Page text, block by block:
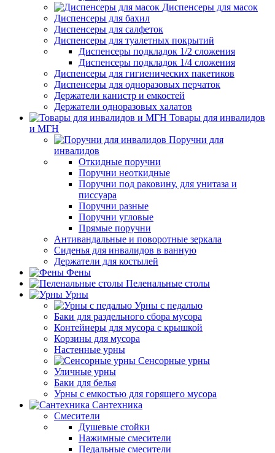
Диспенсеры для масок
Диспенсеры для бахил
Диспенсеры для салфеток
Диспенсеры для туалетных покрытий
Диспенсеры подкладок 1/2 сложения
Диспенсеры подкладок 1/4 сложения
Диспенсеры для гигиенических пакетиков
Диспенсеры для одноразовых перчаток
Держатели канистр и емкостей
Держатели одноразовых халатов
Товары для инвалидов
и МГН
Поручни для
инвалидов
Откидные поручни
Поручни неоткидные
Поручни под раковину, для унитаза и
писсуара
Поручни разные
Поручни угловые
Прямые поручни
Антивандальные и поворотные зеркала
Сиденья для инвалидов в ванную
Держатели для костылей
Фены
Пеленальные столы
Урны
Урны с педалью
Баки для раздельного сбора мусора
Контейнеры для мусора с крышкой
Корзины для мусора
Настенные урны
Сенсорные урны
Уличные урны
Баки для белья
Урны с емкостью для горящего мусора
Сантехника
Смесители
Душевые стойки
Нажимные смесители
Педальные смесители